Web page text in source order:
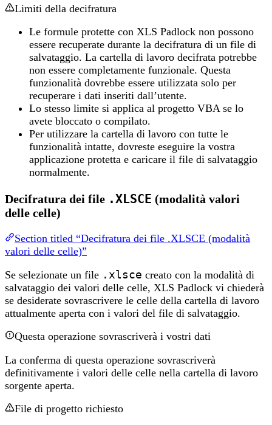
Limiti della decifratura
Le formule protette con XLS Padlock non possono
essere recuperate durante la decifratura di un file di
salvataggio. La cartella di lavoro decifrata potrebbe
non essere completamente funzionale. Questa
funzionalità dovrebbe essere utilizzata solo per
recuperare i dati inseriti dall’utente.
Lo stesso limite si applica al progetto VBA se lo
avete bloccato o compilato.
Per utilizzare la cartella di lavoro con tutte le
funzionalità intatte, dovreste eseguire la vostra
applicazione protetta e caricare il file di salvataggio
normalmente.
Decifratura dei file .XLSCE (modalità valori
delle celle)
Section titled “Decifratura dei file .XLSCE (modalità
valori delle celle)”
Se selezionate un file .xlsce creato con la modalità di
salvataggio dei valori delle celle, XLS Padlock vi chiederà
se desiderate sovrascrivere le celle della cartella di lavoro
attualmente aperta con i valori del file di salvataggio.
Questa operazione sovrascriverà i vostri dati
La conferma di questa operazione sovrascriverà
definitivamente i valori delle celle nella cartella di lavoro
sorgente aperta.
File di progetto richiesto